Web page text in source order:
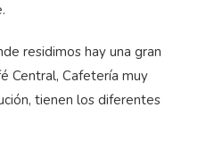
residimos hay una gran
Central, Cafetería muy
tienen los diferentes